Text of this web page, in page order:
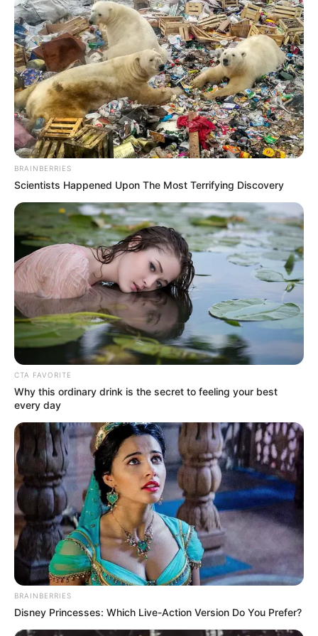
BRAINBERRIES
Scientists Happened Upon The Most Terrifying Discovery
CTA FAVORITE
Why this ordinary drink is the secret to feeling your best
every day
BRAINBERRIES
Disney Princesses: Which Live-Action Version Do You Prefer?